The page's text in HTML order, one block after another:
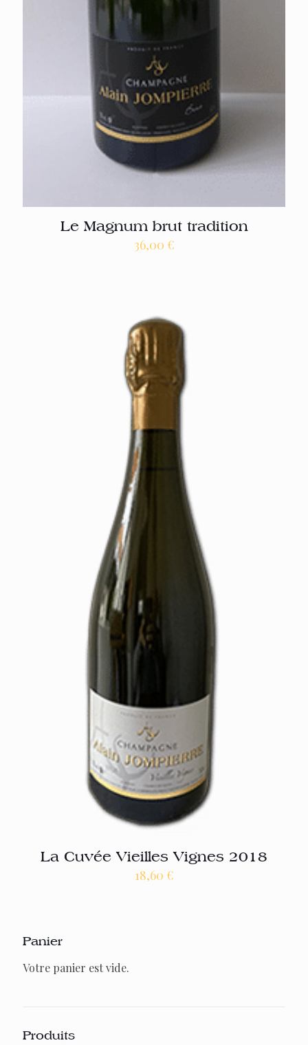
Le Magnum brut tradition
36,00 €
La Cuvée Vieilles Vignes 2018
18,60 €
Panier
Votre panier est vide.
Produits